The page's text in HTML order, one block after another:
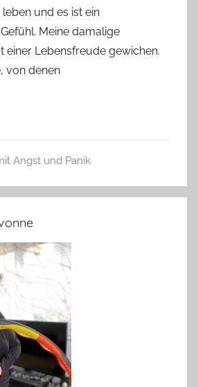
und es ist ein
Meine damalige
einer Lebensfreude gewichen.
von denen
Angst und Panik